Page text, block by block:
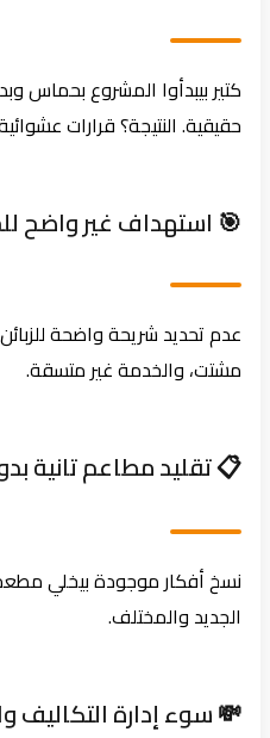
كتير بيبدأوا المشروع بحماس
حقيقية. النتيجة؟ قرارات عشوائية
🎯 استهداف غير واضح
عدم تحديد شريحة واضحة للزبائن
مشتت، والخدمة غير متسقة.
📋 تقليد مطاعم تانية بدون
نسخ أفكار موجودة بيخلي
الجديد والمختلف.
💸 سوء إدارة التكاليف